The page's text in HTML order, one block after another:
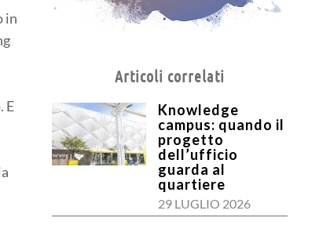
in
E
Articoli correlati
Knowledge
campus: quando il
progetto
dell’ufficio
guarda al
quartiere
29 LUGLIO 2026